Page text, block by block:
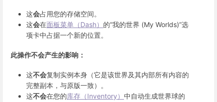
这会占用您的存储空间。
这会在面板菜单（Dash） 的“我的世界 (My Worlds)”选
项卡中占据一个新的位置。
此操作不会产生的影响：
这不会复制实例本身（它是该世界及其内部所有内容的
完整副本，与原版一致）。
这不会在您的库存（Inventory） 中自动生成世界球的